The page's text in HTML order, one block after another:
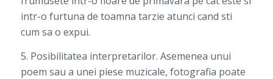
intr-o furtuna de toamna tarzie atunci cand sti
cum sa o expui.
5. Posibilitatea interpretarilor. Asemenea unui
poem sau a unei piese muzicale, fotografia poate